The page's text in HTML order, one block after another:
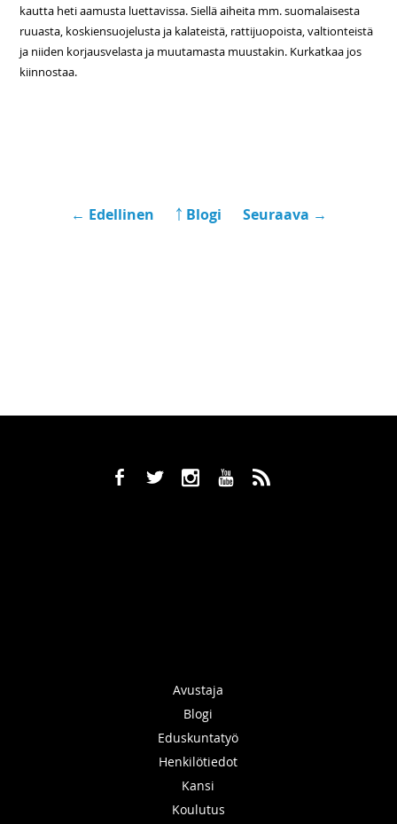
kautta heti aamusta luettavissa. Siellä aiheita mm. suomalaisesta
ruuasta, koskiensuojelusta ja kalateistä, rattijuopoista, valtionteistä
ja niiden korjausvelasta ja muutamasta muustakin. Kurkatkaa jos
kiinnostaa.
← Edellinen ￪ Blogi Seuraava →
b a x r ,
Avustaja
Blogi
Eduskuntatyö
Henkilötiedot
Kansi
Koulutus